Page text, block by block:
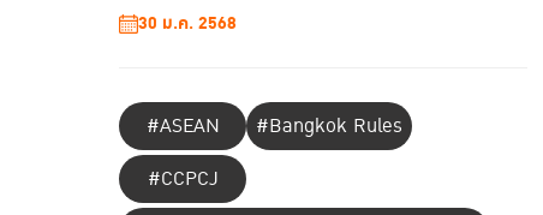
30 ม.ค. 2568
#ASEAN
#Bangkok Rules
#CCPCJ